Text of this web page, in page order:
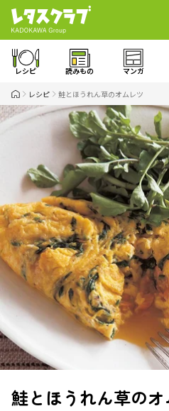
レシピ 読みもの マンガ
レシピ 鮭とほうれん草のオムレツ
鮭とほうれん草のオ